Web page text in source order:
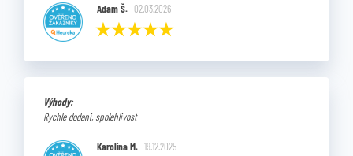
Adam Š. 02.03.2026
Výhody:
Rychle dodani, spolehlivost
Karolína M. 19.12.2025